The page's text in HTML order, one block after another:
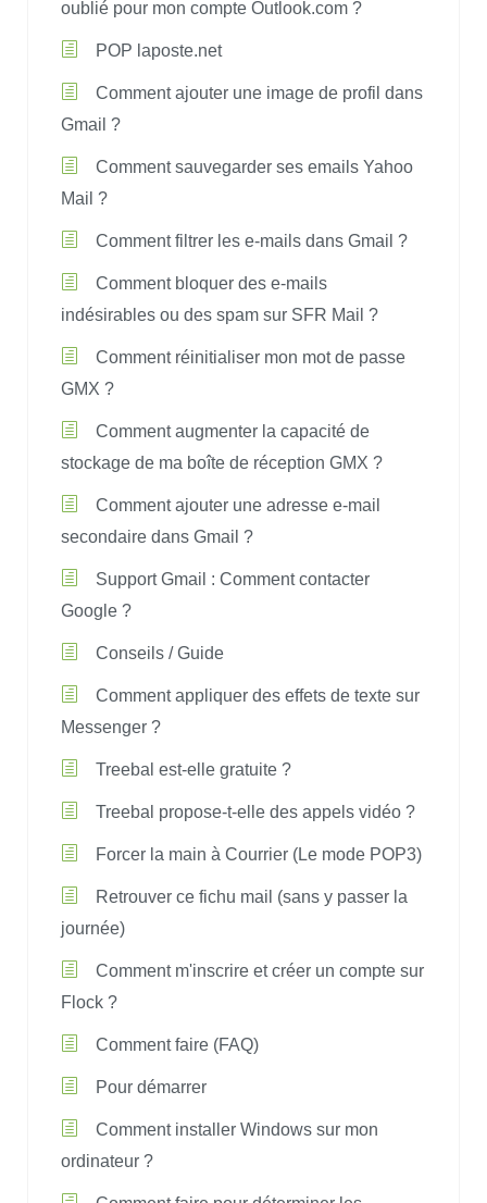
oublié pour mon compte Outlook.com ?
POP laposte.net
Comment ajouter une image de profil dans
Gmail ?
Comment sauvegarder ses emails Yahoo
Mail ?
Comment filtrer les e-mails dans Gmail ?
Comment bloquer des e-mails
indésirables ou des spam sur SFR Mail ?
Comment réinitialiser mon mot de passe
GMX ?
Comment augmenter la capacité de
stockage de ma boîte de réception GMX ?
Comment ajouter une adresse e-mail
secondaire dans Gmail ?
Support Gmail : Comment contacter
Google ?
Conseils / Guide
Comment appliquer des effets de texte sur
Messenger ?
Treebal est-elle gratuite ?
Treebal propose-t-elle des appels vidéo ?
Forcer la main à Courrier (Le mode POP3)
Retrouver ce fichu mail (sans y passer la
journée)
Comment m'inscrire et créer un compte sur
Flock ?
Comment faire (FAQ)
Pour démarrer
Comment installer Windows sur mon
ordinateur ?